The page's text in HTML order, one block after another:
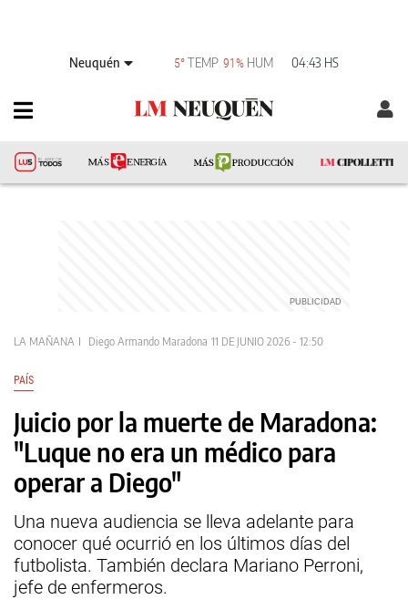
Neuquén 5°TEMP 91% HUM 04:43 HS
LA MAÑANA Diego Armando Maradona 11 DE JUNIO 2026 - 12:50
PAÍS
Juicio por la muerte de Maradona:
"Luque no era un médico para
operar a Diego"
Una nueva audiencia se lleva adelante para
conocer qué ocurrió en los últimos días del
futbolista. También declara Mariano Perroni,
jefe de enfermeros.